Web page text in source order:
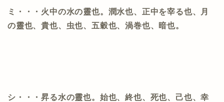
ミ・・・火中の水の靈也。潤水也、正中を宰る也、月
の靈也、貴也、虫也、五穀也、渦巻也、暗也。
シ・・・昇る水の靈也。始也、終也、死也、己也、幸